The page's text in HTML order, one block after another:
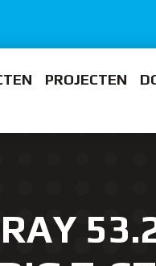
PROJECTEN